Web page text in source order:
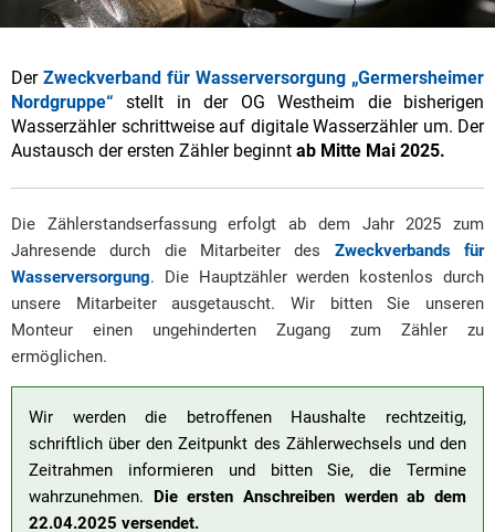
Der Zweckverband für Wasserversorgung „Germersheimer
Nordgruppe“
stellt in der OG Westheim die bisherigen
Wasserzähler schrittweise auf digitale Wasserzähler um. Der
Austausch der ersten Zähler beginnt ab Mitte Mai 2025.
Die Zählerstandserfassung erfolgt ab dem Jahr 2025 zum
Jahresende durch die Mitarbeiter des Zweckverbands für
Wasserversorgung. Die Hauptzähler werden kostenlos durch
unsere Mitarbeiter ausgetauscht. Wir bitten Sie unseren
Monteur einen ungehinderten Zugang zum Zähler zu
ermöglichen.
Wir werden die betroffenen Haushalte rechtzeitig,
schriftlich über den Zeitpunkt des Zählerwechsels und den
Zeitrahmen informieren und bitten Sie, die Termine
wahrzunehmen. Die ersten Anschreiben werden ab dem
22.04.2025 versendet.